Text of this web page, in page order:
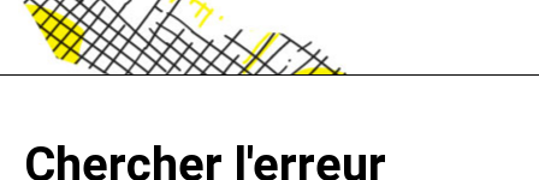
Chercher l'erreur